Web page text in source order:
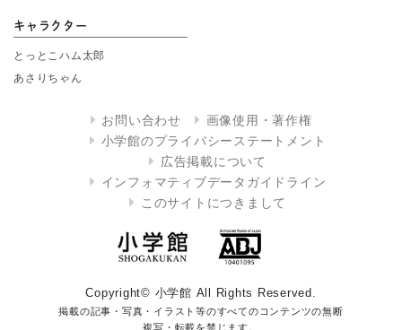
キャラクター
とっとこハム太郎
あさりちゃん
お問い合わせ
画像使用・著作権
小学館のプライバシーステートメント
広告掲載について
インフォマティブデータガイドライン
このサイトにつきまして
Copyright© 小学館 All Rights Reserved.
掲載の記事・写真・イラスト等のすべてのコンテンツの無断
複写・転載を禁じます。